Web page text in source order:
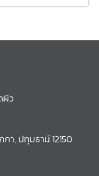
ผิว
า, ปทุมธานี 12150